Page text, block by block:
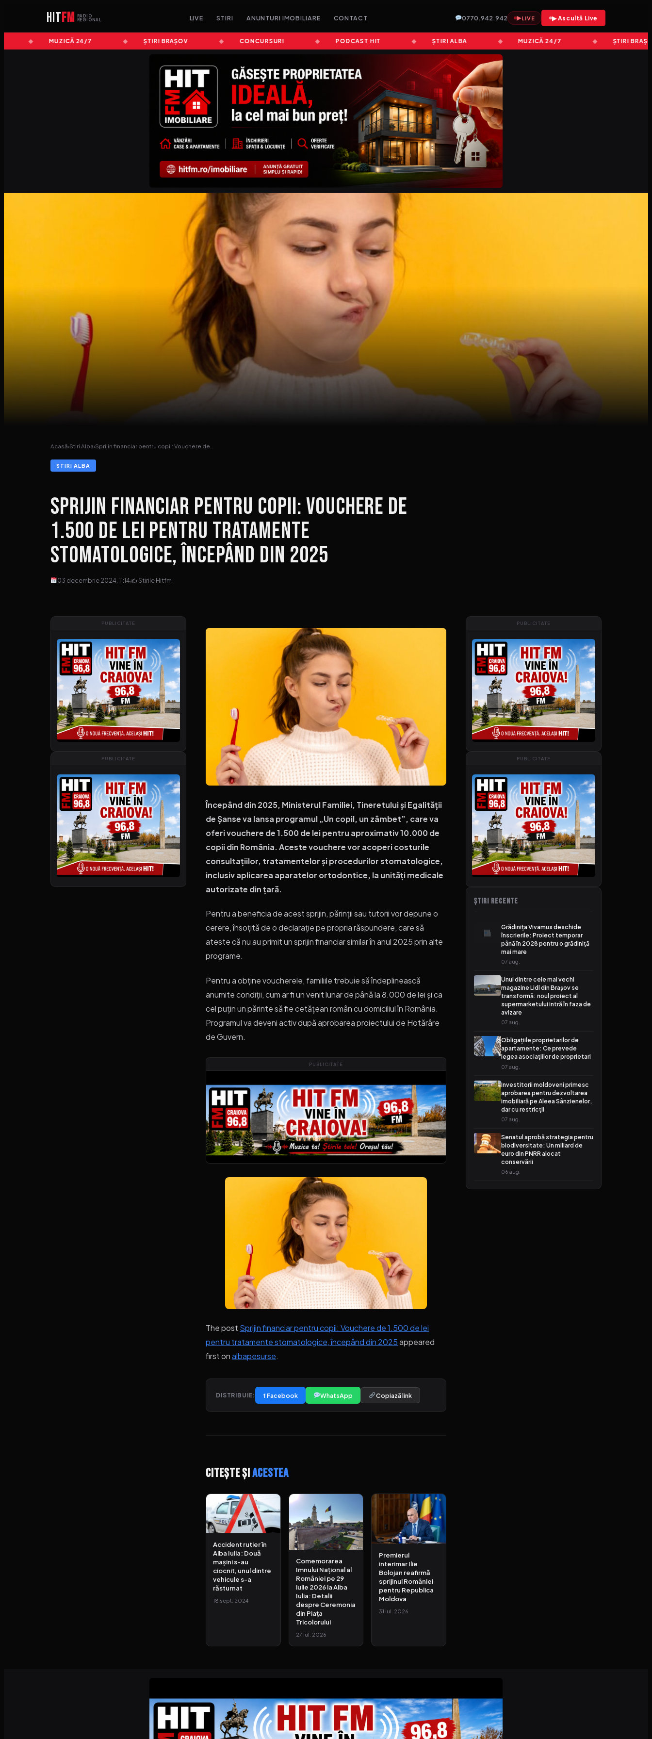
HITFM
RADIO
REGIONAL
LIVE STIRI ANUNTURI IMOBILIARE CONTACT 0770.942.942 ▶LIVE ▶ Ascultă Live
MUZICĂ 24/7 ȘTIRI BRAȘOV CONCURSURI PODCAST HIT ȘTIRI ALBA MUZICĂ 24/7 ȘTIRI BRAȘOV
Acasă›Stiri Alba›Sprijin financiar pentru copii: Vouchere de…
STIRI ALBA
Sprijin financiar pentru copii: Vouchere de
1.500 de lei pentru tratamente
stomatologice, începând din 2025
03 decembrie 2024, 11:14✍ Stirile Hitfm
PUBLICITATE
PUBLICITATE
Începând din 2025, Ministerul Familiei, Tineretului și Egalității
de Șanse va lansa programul „Un copil, un zâmbet”, care va
oferi vouchere de 1.500 de lei pentru aproximativ 10.000 de
copii din România. Aceste vouchere vor acoperi costurile
consultațiilor, tratamentelor și procedurilor stomatologice,
inclusiv aplicarea aparatelor ortodontice, la unități medicale
autorizate din țară.
Pentru a beneficia de acest sprijin, părinții sau tutorii vor depune o
cerere, însoțită de o declarație pe propria răspundere, care să
ateste că nu au primit un sprijin financiar similar în anul 2025 prin alte
programe.
Pentru a obține voucherele, familiile trebuie să îndeplinească
anumite condiții, cum ar fi un venit lunar de până la 8.000 de lei și ca
cel puțin un părinte să fie cetățean român cu domiciliul în România.
Programul va deveni activ după aprobarea proiectului de Hotărâre
de Guvern.
PUBLICITATE
The post Sprijin financiar pentru copii: Vouchere de 1.500 de lei
pentru tratamente stomatologice, începând din 2025appeared
first onalbapesurse.
DISTRIBUIE: f Facebook WhatsApp Copiază link
Citește șiacestea
Accident rutier în
Alba Iulia: Două
mașini s-au
ciocnit, unul dintre
vehicule s-a
răsturnat
18 sept. 2024
Comemorarea
Imnului Național al
României pe 29
iulie 2026 la Alba
Iulia: Detalii
despre Ceremonia
din Piața
Tricolorului
27 iul. 2026
Premierul
interimar Ilie
Bolojan reafirmă
sprijinul României
pentru Republica
Moldova
31 iul. 2026
PUBLICITATE
PUBLICITATE
ȘTIRI RECENTE
Grădinița Vivamus deschide
înscrierile: Proiect temporar
până în 2028 pentru o grădiniță
mai mare
07 aug.
Unul dintre cele mai vechi
magazine Lidl din Brașov se
transformă: noul proiect al
supermarketului intră în faza de
avizare
07 aug.
Obligațiile proprietarilor de
apartamente: Ce prevede
legea asociațiilor de proprietari
07 aug.
Investitorii moldoveni primesc
aprobarea pentru dezvoltarea
imobiliară pe Aleea Sânzienelor,
dar cu restricții
07 aug.
Senatul aprobă strategia pentru
biodiversitate: Un miliard de
euro din PNRR alocat
conservării
06 aug.